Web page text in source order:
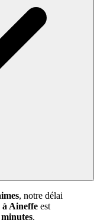
, notre délai
à Aineffe est
.